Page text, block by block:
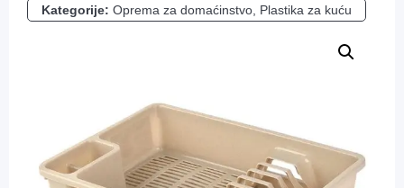
Kategorije: Oprema za domaćinstvo Plastika za kuću